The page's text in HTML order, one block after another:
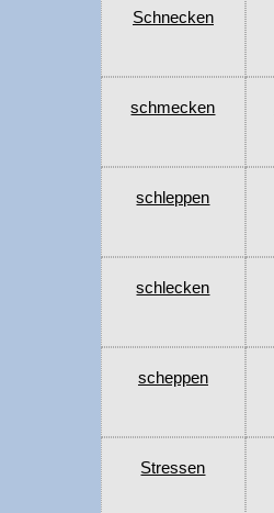
Schnecken
schmecken
schleppen
schlecken
scheppen
Stressen